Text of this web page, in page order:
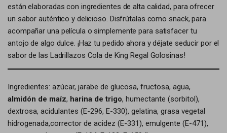
están elaboradas con ingredientes de alta calidad, para ofrecer
un sabor auténtico y delicioso. Disfrútalas como snack, para
acompañar una película o simplemente para satisfacer tu
antojo de algo dulce. ¡Haz tu pedido ahora y déjate seducir por el
sabor de las Ladrillazos Cola de King Regal Golosinas!
Ingredientes: azúcar, jarabe de glucosa, fructosa, agua,
almidón de maíz, harina de trigo, humectante (sorbitol),
dextrosa, acidulantes (E-296, E-330), gelatina, grasa vegetal
hidrogenada,corrector de acidez (E-331), emulgente (E-471),